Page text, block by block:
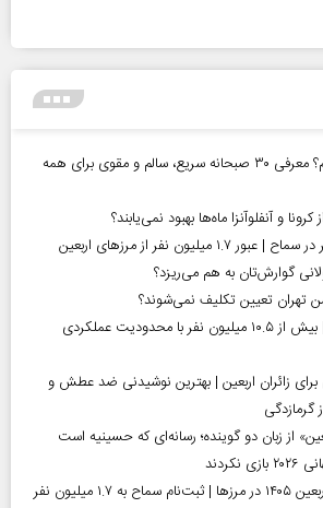
صبحانه چی درست کنم؟ معرفی ۳۰ صبحانه سریع، سالم و مقوی برای همه
و آنفلوآنزا ماه‌ها بهبود نمی‌یابند؟
گوارش‌تان به هم می‌ریزد؟
تهران تعیین تکلیف نمی‌شوند؟
آمار معلولیت در ایران | بیش از ۱۰.۵ میلیون نفر با محدودیت عملکردی
زائران اربعین | بهترین نوشیدنی ضد عطش و
گرمازدگی
از زبان دو گوینده؛ رسانه‌ای که حسینیه است
آغاز رسمی برنامه‌های اربعین ۱۴۰۵ در مرز‌ها | ثبت‌نام سماح به ۱.۷ میلیون نفر